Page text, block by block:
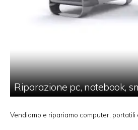
Riparazione pc, notebook,
Vendiamo e ripariamo computer, portatili